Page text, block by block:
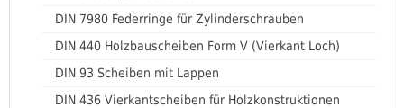
DIN 7980 Federringe für Zylinderschrauben
DIN 440 Holzbauscheiben Form V (Vierkant Loch)
DIN 93 Scheiben mit Lappen
DIN 436 Vierkantscheiben für Holzkonstruktionen